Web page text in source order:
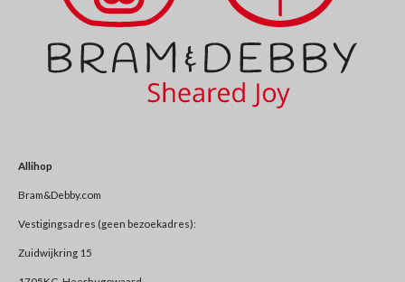
Allihop
Bram&Debby.com
Vestigingsadres (geen bezoekadres):
Zuidwijkring 15